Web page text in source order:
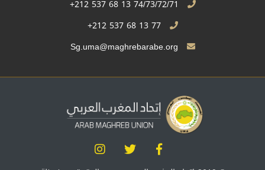
77 13 68 537 212+